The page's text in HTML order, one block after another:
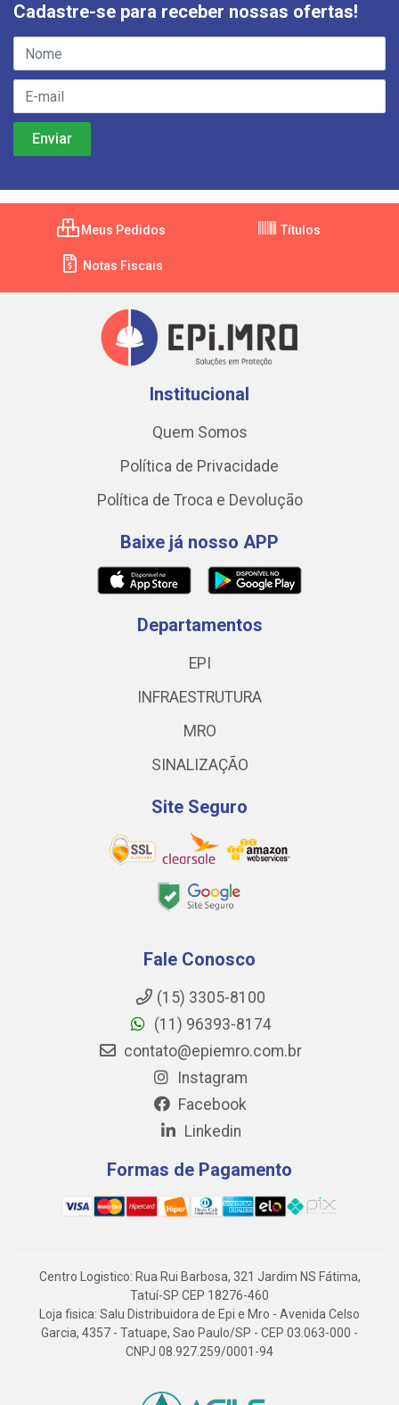
Cadastre-se para receber nossas ofertas!
Meus Pedidos Títulos
Notas Fiscais
Institucional
Quem Somos
Política de Privacidade
Política de Troca e Devolução
Baixe já nosso APP
Departamentos
EPI
INFRAESTRUTURA
MRO
SINALIZAÇÃO
Site Seguro
Fale Conosco
(15) 3305-8100
(11) 96393-8174
contato@epiemro.com.br
Instagram
Facebook
Linkedin
Formas de Pagamento
Centro Logistico: Rua Rui Barbosa, 321 Jardim NS Fátima,
Tatuí-SP CEP 18276-460
Loja fisica: Salu Distribuidora de Epi e Mro - Avenida Celso
Garcia, 4357 - Tatuape, Sao Paulo/SP - CEP 03.063-000 -
CNPJ 08.927.259/0001-94